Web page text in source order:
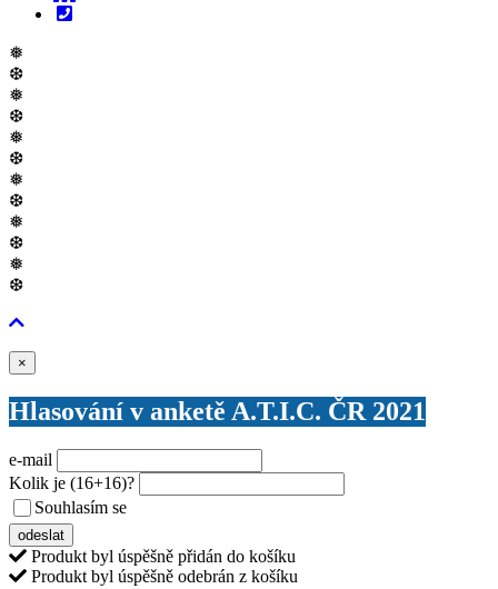
❅
❆
❅
❆
❅
❆
❅
❆
❅
❆
❅
❆
×
Hlasování v anketě A.T.I.C. ČR 2021
e-mail
Kolik je (16+16)?
Souhlasím se
odeslat
Produkt byl úspěšně přidán do košíku
Produkt byl úspěšně odebrán z košíku